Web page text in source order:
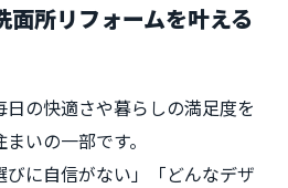
面所リフォームを叶える
の快適さや暮らしの満足度を
いの一部です。
びに自信がない」「どんなデザ